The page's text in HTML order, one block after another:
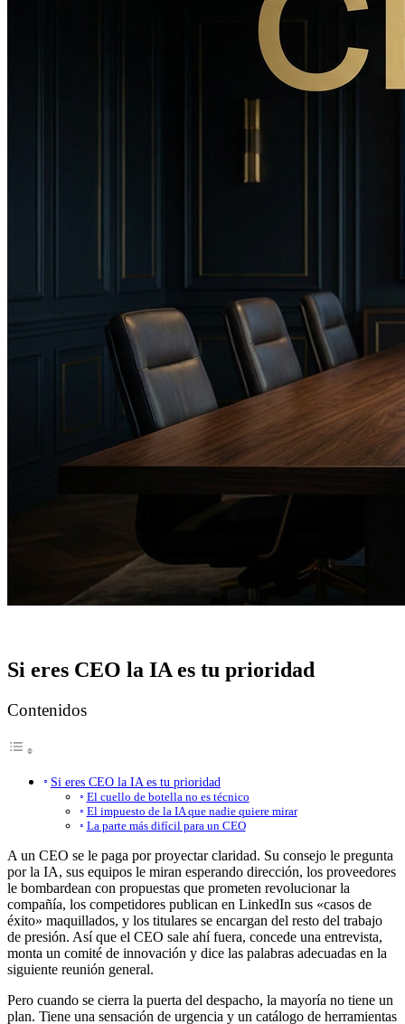
Si eres CEO la IA es tu prioridad
Contenidos
Si eres CEO la IA es tu prioridad
El cuello de botella no es técnico
El impuesto de la IA que nadie quiere mirar
La parte más difícil para un CEO
A un CEO se le paga por proyectar claridad. Su consejo le pregunta
por la IA, sus equipos le miran esperando dirección, los proveedores
le bombardean con propuestas que prometen revolucionar la
compañía, los competidores publican en LinkedIn sus «casos de
éxito» maquillados, y los titulares se encargan del resto del trabajo
de presión. Así que el CEO sale ahí fuera, concede una entrevista,
monta un comité de innovación y dice las palabras adecuadas en la
siguiente reunión general.
Pero cuando se cierra la puerta del despacho, la mayoría no tiene un
plan. Tiene una sensación de urgencia y un catálogo de herramientas